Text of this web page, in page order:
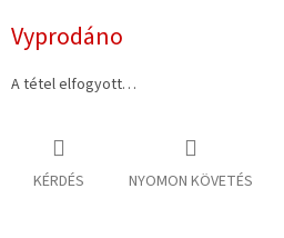
Vyprodáno
A tétel elfogyott…
KÉRDÉS NYOMON KÖVETÉS